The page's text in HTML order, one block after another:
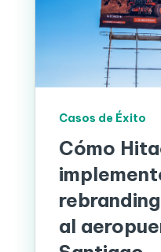
Casos de Éxito
Cómo
al